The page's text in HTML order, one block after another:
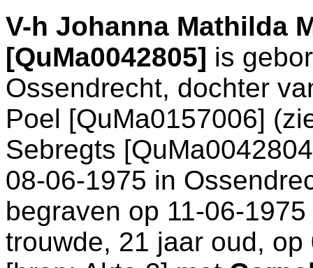
V-h Johanna Mathilda
[QuMa0042805] is
Ossendrecht, dochter
Poel [QuMa0157006]
Sebregts
08-06-1975 in
begraven op 11-06-
trouwde, 21 jaar oud,